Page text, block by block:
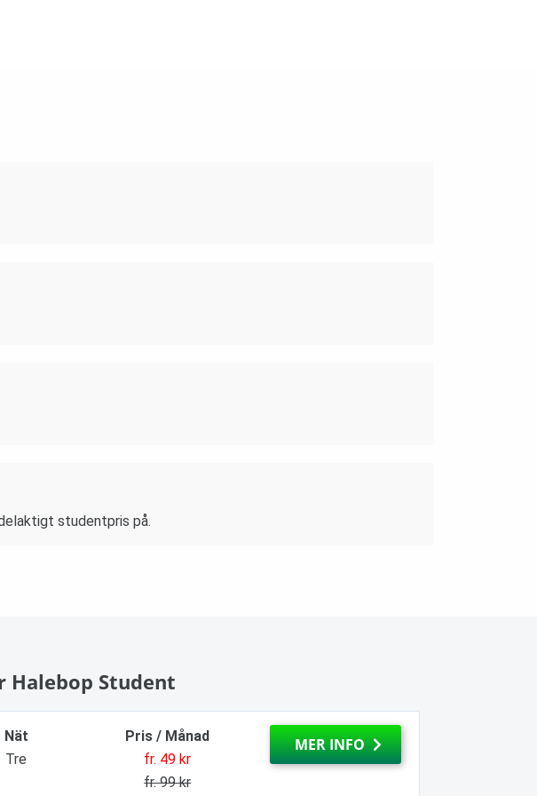
studentpris på.
Halebop Student
Nät
Tre
Pris / Månad
fr. 49 kr
fr. 99 kr
MER INFO